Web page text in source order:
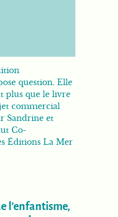
question. Elle
plus que le livre
commercial
Sandrine et
Co-
Éditions La Mer
l’enfantisme,